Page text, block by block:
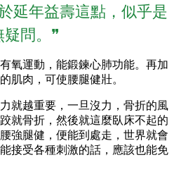
延年益壽這點，似乎是
疑問。❞
氧運動，能鍛鍊心肺功能。再加
肌肉，可使腰腿健壯。
就越重要，一旦沒力，骨折的風
就骨折，然後就這麼臥床不起的
強腿健，便能到處走，世界就會
接受各種刺激的話，應該也能免